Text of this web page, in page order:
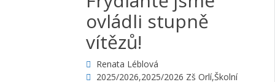
ovládli stupně
vítězů!
Renata Léblová
2025/2026,2025/2026 Zš Orlí,Školní